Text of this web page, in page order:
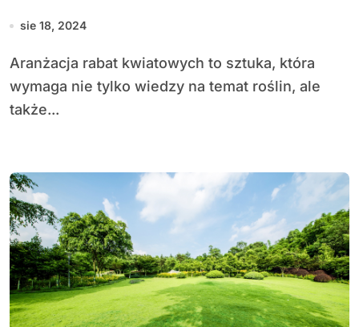
ogrodu?
sie 18, 2024
Aranżacja rabat kwiatowych to sztuka, która
wymaga nie tylko wiedzy na temat roślin, ale
także...